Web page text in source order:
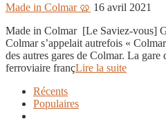
Made in Colmar 🥨 16 avril 2021
Made in Colmar [Le Saviez-vous]
Colmar s’appelait autrefois «
des autres gares de Colmar. La gare
ferroviaire françLire la suite
Récents
Populaires